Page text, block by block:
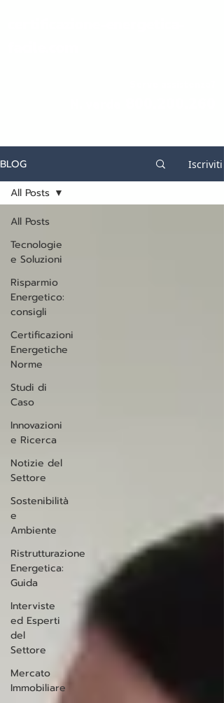
BLOG Iscriviti
All Posts
Tecnologie
e Soluzioni
Risparmio
Energetico:
consigli
Certificazioni
Energetiche
Norme
Studi di
Caso
Innovazioni
e Ricerca
Notizie del
Settore
Sostenibilità
e
Ambiente
Ristrutturazione
Energetica:
Guida
Interviste
ed Esperti
del
Settore
Mercato
Immobiliare
All Posts